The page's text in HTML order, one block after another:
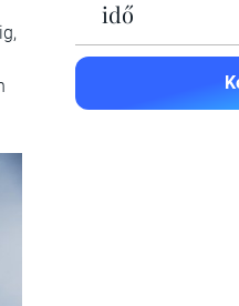
idő